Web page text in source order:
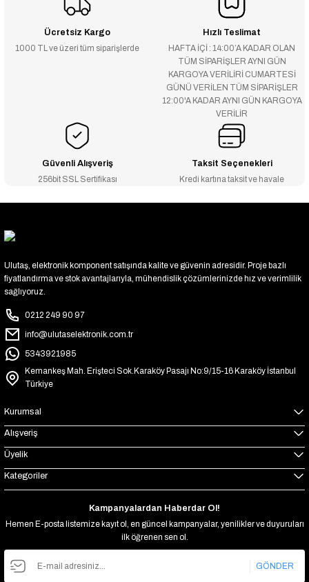
Ücretsiz Kargo
1000 TL ve üzeri tüm siparişlerde
Hızlı Teslimat
HAFTA İÇİ : 14:00’A KADAR OLAN
TÜM SİPARİŞLER AYNI GÜN
KARGOYA VERİLİRİ CUMARTESİ
GÜNÜ VERİLEN TÜM SİPARİŞLER
12:00'A KADAR AYNI GÜN KARGOYA
VERİLİR
Güvenli Alışveriş
256bit SSL Sertifikası
Taksit Seçenekleri
Kredi kartına taksit ve havale
Ulutaş, elektronik komponent satışında kalite ve güvenin adresidir. Proje bazlı
fiyatlandırma ve stok avantajlarıyla, mühendislik çözümlerinizde hız ve verimlilik
sağlıyoruz.
0212 249 90 97
info@ulutaselektronik.com.tr
5343921985
Kemankeş Mah. Erişteci Sok.Karaköy Pasajı No:9/15-16 Karaköy İstanbul
Türkiye
Kurumsal
Alışveriş
Üyelik
Kategoriler
Kampanyalardan Haberdar Ol!
Hemen E-posta listemize kayıt ol, en güncel kampanyalar, yenilikler ve duyuruları
ilk öğrenen sen ol.
GÖNDER